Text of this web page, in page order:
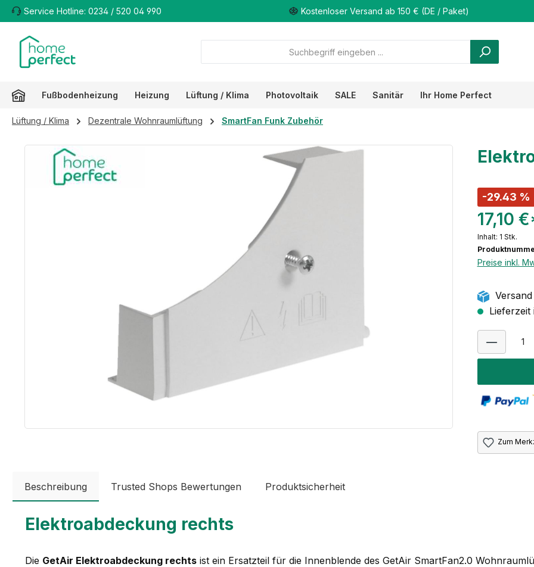
Hauptinhalt springen
Zur Suche springen
Zur Hauptnavigation springen
Service Hotline: 0234 / 520 04 990 Kostenloser Versand ab 150 € (DE / Paket)
Fußbodenheizung Heizung Lüftung / Klima Photovoltaik SALE Sanitär Ihr Home Perfect
Lüftung / Klima Dezentrale Wohnraumlüftung SmartFan Funk Zubehör
Bildergalerie überspringen
-29.43 %
17,10
Inhalt: 1 Stk.
Preise inkl.
Zum
Beschreibung Trusted Shops Bewertungen Produktsicherheit
Elektroabdeckung rechts
Die GetAir Elektroabdeckung rechts ist ein Ersatzteil für die Innenblende des GetAir SmartFan2.0